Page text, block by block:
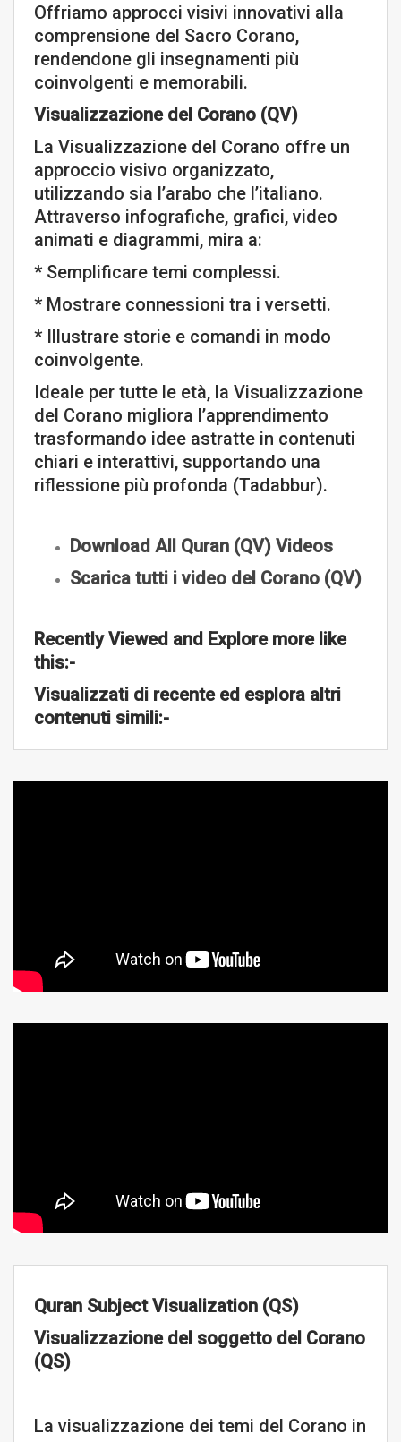
Offriamo approcci visivi innovativi alla
comprensione del Sacro Corano,
rendendone gli insegnamenti più
coinvolgenti e memorabili.
Visualizzazione del Corano (QV)
La Visualizzazione del Corano offre un
approccio visivo organizzato,
utilizzando sia l’arabo che l’italiano.
Attraverso infografiche, grafici, video
animati e diagrammi, mira a:
* Semplificare temi complessi.
* Mostrare connessioni tra i versetti.
* Illustrare storie e comandi in modo
coinvolgente.
Ideale per tutte le età, la Visualizzazione
del Corano migliora l’apprendimento
trasformando idee astratte in contenuti
chiari e interattivi, supportando una
riflessione più profonda (Tadabbur).
Download All Quran (QV) Videos
Scarica tutti i video del Corano (QV)
Recently Viewed and Explore more like
this:-
Visualizzati di recente ed esplora altri
contenuti simili:-
Quran Subject Visualization (QS)
Visualizzazione del soggetto del Corano
(QS)
La visualizzazione dei temi del Corano in